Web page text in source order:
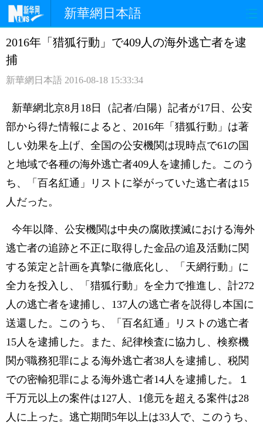
新華網日本語
ホームページ 政治 経済
観光 評論 写真
中日対訳
2016年「猎狐行動」で409人の海外逃亡者を逮
捕
新華網日本語 2016-08-18 15:33:34
新華網北京8月18日（記者/白陽）記者が17日、公安
部から得た情報によると、2016年「猎狐行動」は著
しい効果を上げ、全国の公安機関は現時点で61の国
と地域で各種の海外逃亡者409人を逮捕した。このう
ち、「百名紅通」リストに挙がっていた逃亡者は15
人だった。
今年以降、公安機関は中央の腐敗撲滅における海外
逃亡者の追跡と不正に取得した金品の追及活動に関
する策定と計画を真摯に徹底化し、「天網行動」に
全力を投入し、「猎狐行動」を全力で推進し、計272
人の逃亡者を逮捕し、137人の逃亡者を説得し本国に
送還した。このうち、「百名紅通」リストの逃亡者
15人を逮捕した。また、紀律検査に協力し、検察機
関が職務犯罪による海外逃亡者38人を逮捕し、税関
での密輸犯罪による海外逃亡者14人を逮捕した。１
千万元以上の案件は127人、1億元を超える案件は28
人に上った。逃亡期間5年以上は33人で、このうち、